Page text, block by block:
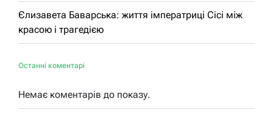
Єлизавета Баварська: життя імператриці Сісі між
красою і трагедією
Останні коментарі
Немає коментарів до показу.